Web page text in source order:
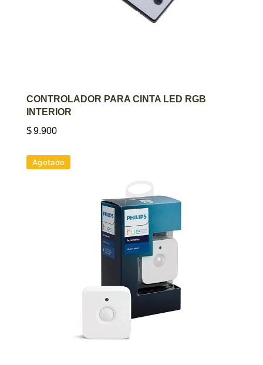
AGREGAR AL CARRITO
CONTROLADOR PARA CINTA LED RGB
INTERIOR
$9.900
Agotado